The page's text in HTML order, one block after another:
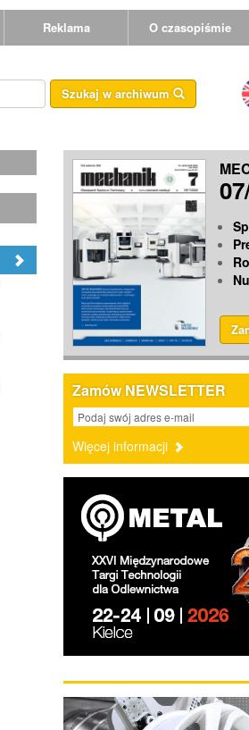
Reklama O czasopiśmie
Szukaj w archiwum
Zamów NEWSLETTER
Więcej informacji